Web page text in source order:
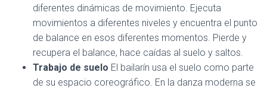
diferentes dinámicas de movimiento. Ejecuta
movimientos a diferentes niveles y encuentra el punto
de balance en esos diferentes momentos. Pierde y
recupera el balance, hace caídas al suelo y saltos.
Trabajo de suelo El bailarín usa el suelo como parte
de su espacio coreográfico. En la danza moderna se